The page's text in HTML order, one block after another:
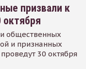
призвали к
октября
общественных
и признанных
30 октября